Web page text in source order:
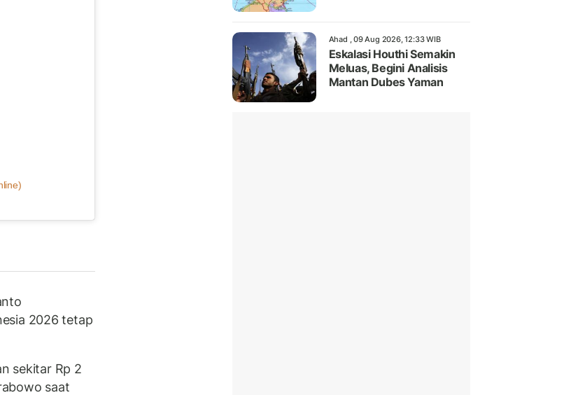
2026 tetap
sekitar Rp 2
saat
Ahad , 09 Aug 2026, 12:33 WIB
Eskalasi Houthi Semakin
Meluas, Begini Analisis
Mantan Dubes Yaman